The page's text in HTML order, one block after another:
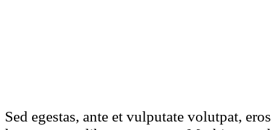
Sed egestas, ante et vulputate volutpat,